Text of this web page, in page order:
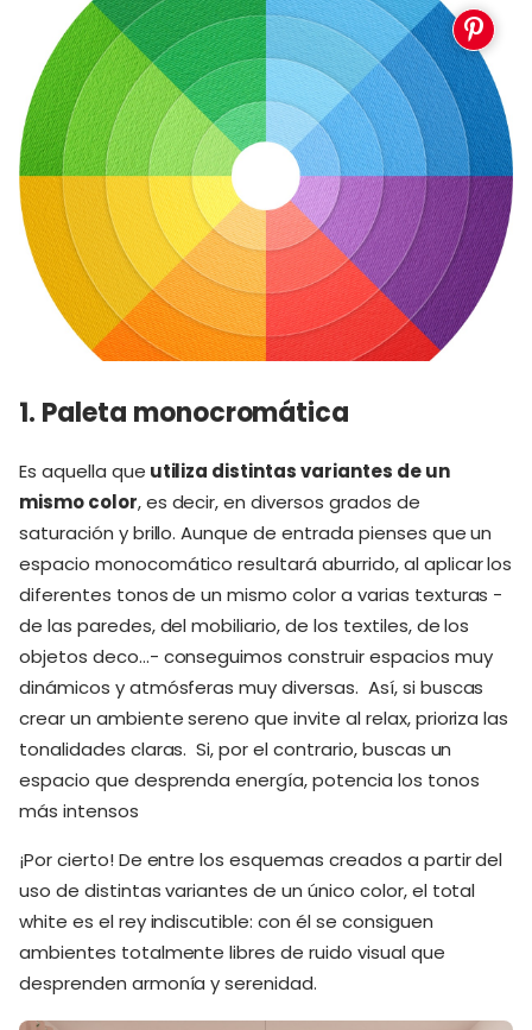
1. Paleta monocromática
Es aquella que utiliza distintas variantes de un
mismo color, es decir, en diversos grados de
saturación y brillo. Aunque de entrada pienses que un
espacio monocomático resultará aburrido, al aplicar los
diferentes tonos de un mismo color a varias texturas -
de las paredes, del mobiliario, de los textiles, de los
objetos deco…- conseguimos construir espacios muy
dinámicos y atmósferas muy diversas. Así, si buscas
crear un ambiente sereno que invite al relax, prioriza las
tonalidades claras. Si, por el contrario, buscas un
espacio que desprenda energía, potencia los tonos
más intensos
¡Por cierto! De entre los esquemas creados a partir del
uso de distintas variantes de un único color, el total
white es el rey indiscutible: con él se consiguen
ambientes totalmente libres de ruido visual que
desprenden armonía y serenidad.